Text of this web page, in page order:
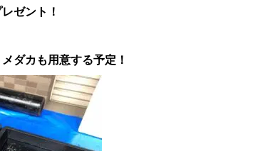
ゼント！
ダカも用意する予定！